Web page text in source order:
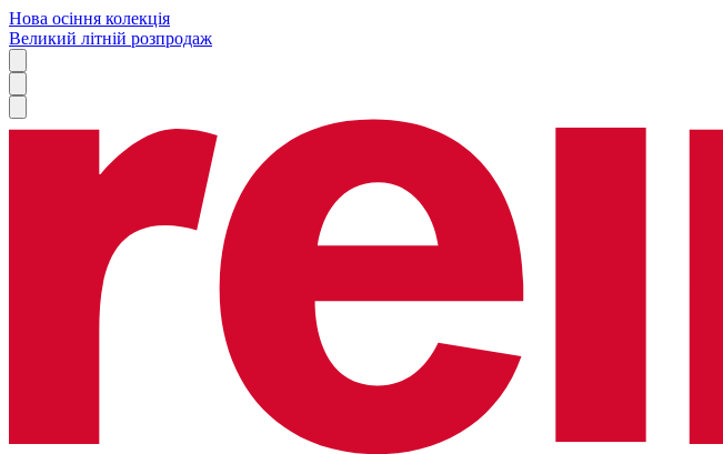
Нова осіння колекція
Великий літній розпродаж